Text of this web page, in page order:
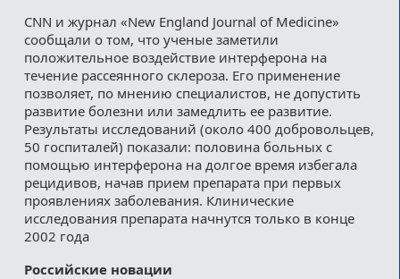
CNN и журнал «New England Journal of Medicine»
сообщали о том, что ученые заметили
положительное воздействие интерферона на
течение рассеянного склероза. Его применение
позволяет, по мнению специалистов, не допустить
развитие болезни или замедлить ее развитие.
Результаты исследований (около 400 добровольцев,
50 госпиталей) показали: половина больных с
помощью интерферона на долгое время избегала
рецидивов, начав прием препарата при первых
проявлениях заболевания. Клинические
исследования препарата начнутся только в конце
2002 года
Российские новации